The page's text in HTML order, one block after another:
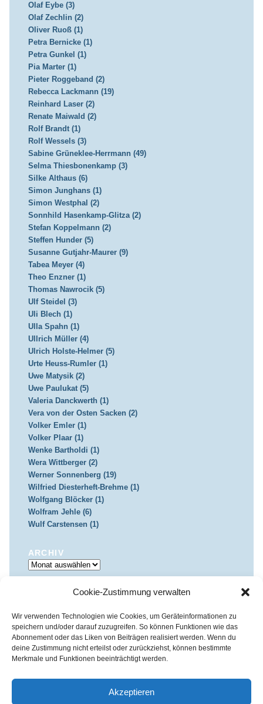
Cookie-Zustimmung verwalten
Wir verwenden Technologien wie Cookies, um Geräteinformationen zu
speichern und/oder darauf zuzugreifen. So können Funktionen wie das
Abonnement oder das Liken von Beiträgen realisiert werden. Wenn du
deine Zustimmung nicht erteilst oder zurückziehst, können bestimmte
Merkmale und Funktionen beeinträchtigt werden.
Akzeptieren
Olaf Eybe (3)
Olaf Zechlin (2)
Oliver Ruoß (1)
Petra Bernicke (1)
Petra Gunkel (1)
Pia Marter (1)
Pieter Roggeband (2)
Rebecca Lackmann (19)
Reinhard Laser (2)
Renate Maiwald (2)
Rolf Brandt (1)
Rolf Wessels (3)
Sabine Grüneklee-Herrmann (49)
Selma Thiesbonenkamp (3)
Silke Althaus (6)
Simon Junghans (1)
Simon Westphal (2)
Sonnhild Hasenkamp-Glitza (2)
Stefan Koppelmann (2)
Steffen Hunder (5)
Susanne Gutjahr-Maurer (9)
Tabea Meyer (4)
Theo Enzner (1)
Thomas Nawrocik (5)
Ulf Steidel (3)
Uli Blech (1)
Ulla Spahn (1)
Ullrich Müller (4)
Ulrich Holste-Helmer (5)
Urte Heuss-Rumler (1)
Uwe Matysik (2)
Uwe Paulukat (5)
Valeria Danckwerth (1)
Vera von der Osten Sacken (2)
Volker Emler (1)
Volker Plaar (1)
Wenke Bartholdi (1)
Wera Wittberger (2)
Werner Sonnenberg (19)
Wilfried Diesterheft-Brehme (1)
Wolfgang Blöcker (1)
Wolfram Jehle (6)
Wulf Carstensen (1)
ARCHIV
Archiv
IMPRESSUM & DATENSCHUTZ
Datenschutz
Kirchenkreis Essen | Referat für Presse- und Öffentlichkeitsarbeit /
Haus der Evangelischen Kirche | III. Hagen 39 / 45127 Essen